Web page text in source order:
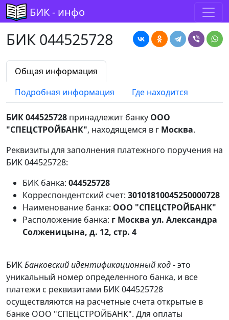
БИК - инфо
БИК 044525728
Общая информация
Подробная информация
Где находится
БИК 044525728 принадлежит банку ООО
"СПЕЦСТРОЙБАНК", находящемся в г Москва.
Реквизиты для заполнения платежного поручения на
БИК 044525728:
БИК банка: 044525728
Корреспондентский счет: 30101810045250000728
Наименование банка: ООО "СПЕЦСТРОЙБАНК"
Расположение банка: г Москва ул. Александра
Солженицына, д. 12, стр. 4
БИКБанковский идентификационный код- это
уникальный номер определенного банка, и все
платежи с реквизитами БИК 044525728
осуществляются на расчетные счета открытые в
банке ООО "СПЕЦСТРОЙБАНК". Для оплаты